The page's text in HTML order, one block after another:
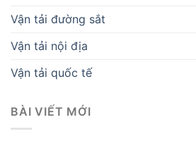
Vận tải đường sắt
Vận tải nội địa
Vận tải quốc tế
BÀI VIẾT MỚI